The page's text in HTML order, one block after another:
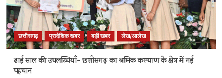
छत्तीसगढ़ प्रादेशिक खबर बड़ी खबर लेख/आलेख
ढाई साल की उपलब्धियाँ- छत्तीसगढ़ का श्रमिक कल्याण के क्षेत्र में नई
पहचान